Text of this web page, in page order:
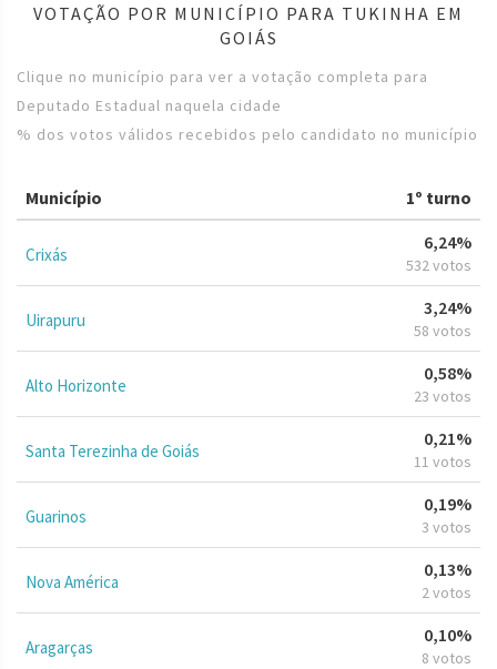
VOTAÇÃO POR MUNICÍPIO PARA TUKINHA EM
GOIÁS
Clique no município para ver a votação completa para
Deputado Estadual naquela cidade
% dos votos válidos recebidos pelo candidato no município
Município 1º turno
Crixás
6,24%
532 votos
Uirapuru
3,24%
58 votos
Alto Horizonte
0,58%
23 votos
Santa Terezinha de Goiás
0,21%
11 votos
Guarinos
0,19%
3 votos
Nova América
0,13%
2 votos
Aragarças
0,10%
8 votos